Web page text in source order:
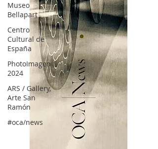
Museo
Bellapart
Centro
Cultural de
España
PhotoImagen
2024
ARS / Gallery,
Arte San
Ramón
#oca/news